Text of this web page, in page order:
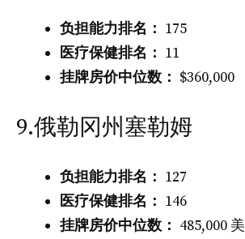
负担能力排名： 175
医疗保健排名： 11
挂牌房价中位数： $360,000
9.俄勒冈州塞勒姆
负担能力排名： 127
医疗保健排名： 146
挂牌房价中位数： 485,000